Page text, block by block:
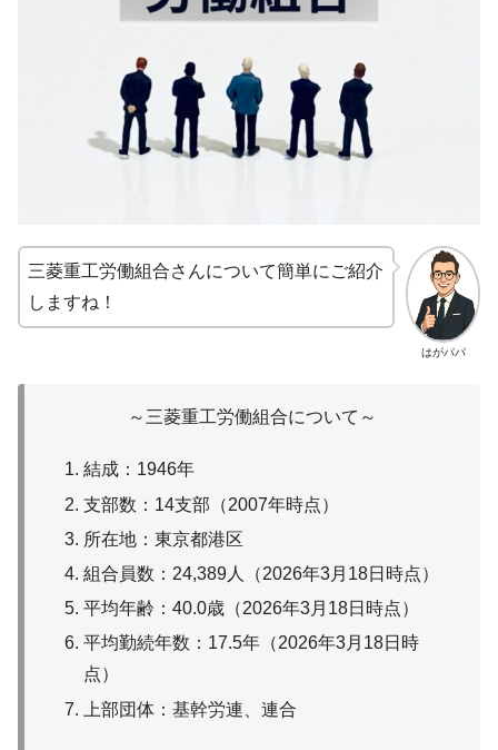
はがパパ
三菱重工労働組合さんについて簡単にご紹介
しますね！
～三菱重工労働組合について～
結成：1946年
支部数：14支部（2007年時点）
所在地：東京都港区
組合員数：24,389人（2026年3月18日時点）
平均年齢：40.0歳（2026年3月18日時点）
平均勤続年数：17.5年（2026年3月18日時
点）
上部団体：基幹労連、連合